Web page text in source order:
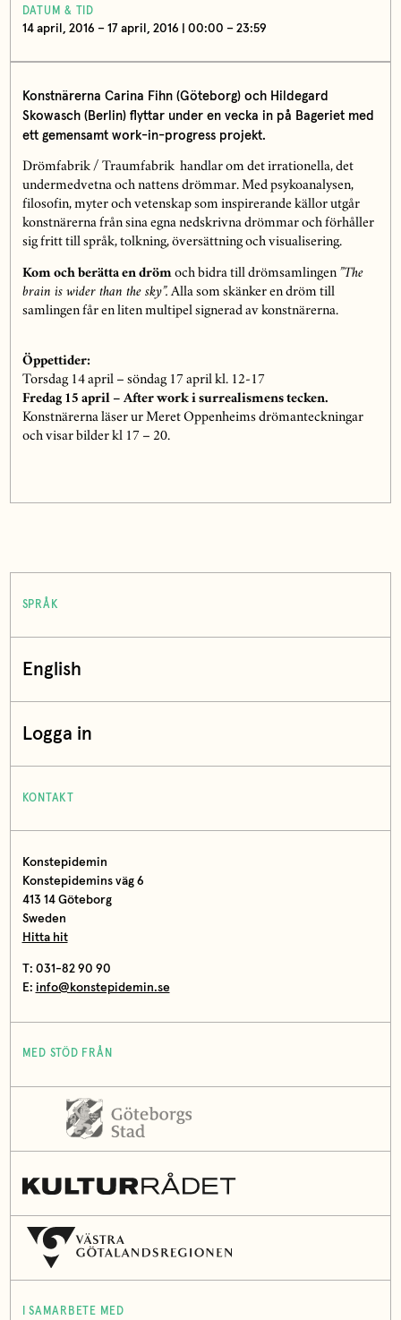
DATUM & TID
14 april, 2016 – 17 april, 2016 | 00:00 – 23:59
Konstnärerna Carina Fihn (Göteborg) och Hildegard
Skowasch (Berlin) flyttar under en vecka in på Bageriet med
ett gemensamt work-in-progress projekt.
Drömfabrik / Traumfabrik handlar om det irrationella, det
undermedvetna och nattens drömmar. Med psykoanalysen,
filosofin, myter och vetenskap som inspirerande källor utgår
konstnärerna från sina egna nedskrivna drömmar och förhåller
sig fritt till språk, tolkning, översättning och visualisering.
Kom och berätta en drömoch bidra till drömsamlingen ”The
brain is wider than the sky”. Alla som skänker en dröm till
samlingen får en liten multipel signerad av konstnärerna.
Öppettider:
Torsdag 14 april – söndag 17 april kl. 12-17
Fredag 15 april – After work i surrealismens tecken.
Konstnärerna läser ur Meret Oppenheims drömanteckningar
och visar bilder kl 17 – 20.
SPRÅK
English
Logga in
KONTAKT
Konstepidemin
Konstepidemins väg 6
413 14 Göteborg
Sweden
Hitta hit
T: 031-82 90 90
E: info@konstepidemin.se
MED STÖD FRÅN
I SAMARBETE MED